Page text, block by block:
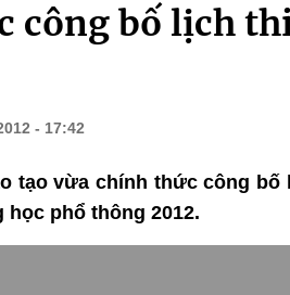
công bố lịch
- 17:42
tạo vừa chính thức công
phổ thông 2012.